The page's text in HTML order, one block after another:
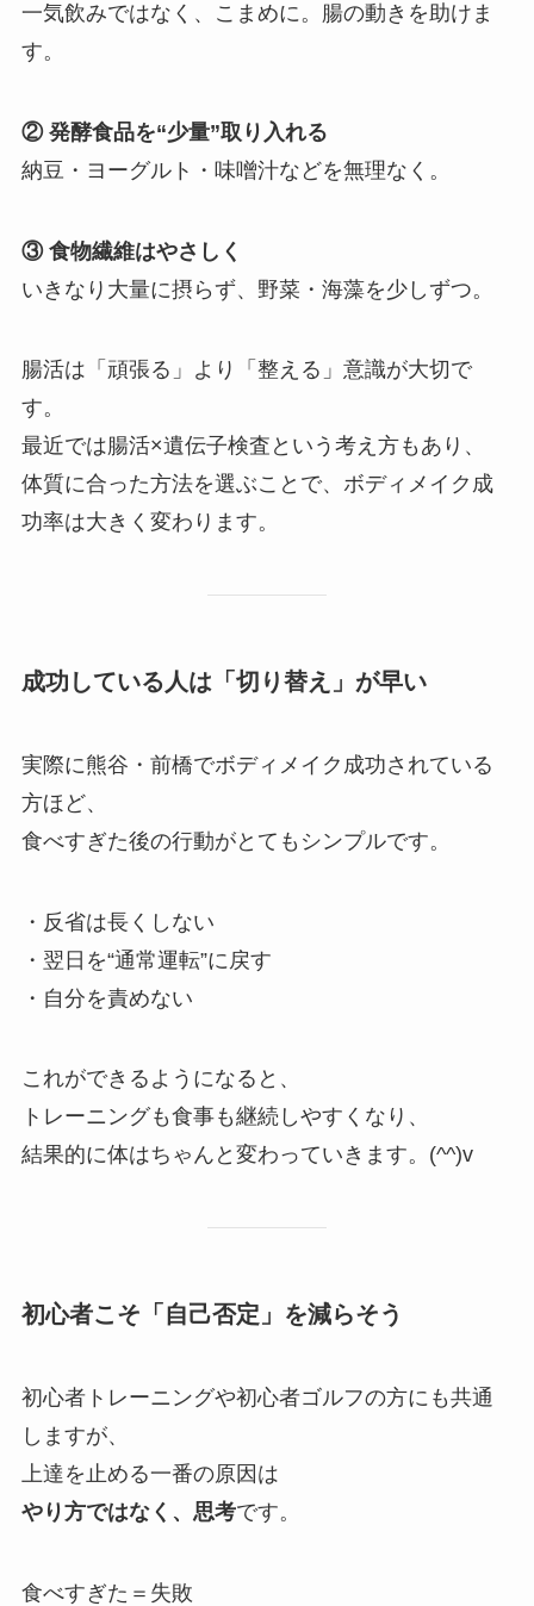
一気飲みではなく、こまめに。腸の動きを助けま
す。
② 発酵食品を“少量”取り入れる
納豆・ヨーグルト・味噌汁などを無理なく。
③ 食物繊維はやさしく
いきなり大量に摂らず、野菜・海藻を少しずつ。
腸活は「頑張る」より「整える」意識が大切で
す。
最近では腸活×遺伝子検査という考え方もあり、
体質に合った方法を選ぶことで、ボディメイク成
功率は大きく変わります。
成功している人は「切り替え」が早い
実際に熊谷・前橋でボディメイク成功されている
方ほど、
食べすぎた後の行動がとてもシンプルです。
・反省は長くしない
・翌日を“通常運転”に戻す
・自分を責めない
これができるようになると、
トレーニングも食事も継続しやすくなり、
結果的に体はちゃんと変わっていきます。(^^)v
初心者こそ「自己否定」を減らそう
初心者トレーニングや初心者ゴルフの方にも共通
しますが、
上達を止める一番の原因は
やり方ではなく、思考です。
食べすぎた＝失敗